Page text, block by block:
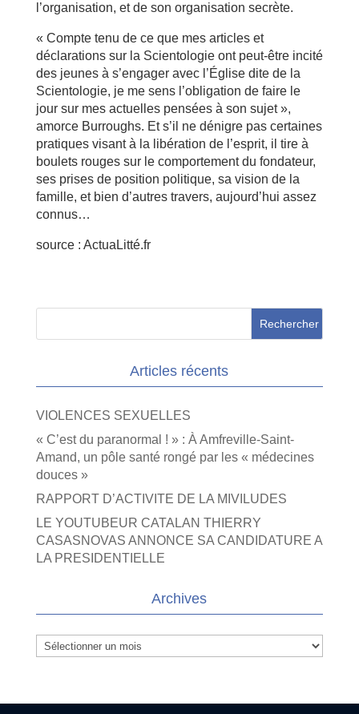
l’organisation, et de son organisation secrète.
« Compte tenu de ce que mes articles et
déclarations sur la Scientologie ont peut-être incité
des jeunes à s’engager avec l’Église dite de la
Scientologie, je me sens l’obligation de faire le
jour sur mes actuelles pensées à son sujet »,
amorce Burroughs. Et s’il ne dénigre pas certaines
pratiques visant à la libération de l’esprit, il tire à
boulets rouges sur le comportement du fondateur,
ses prises de position politique, sa vision de la
famille, et bien d’autres travers, aujourd’hui assez
connus…
source : ActuaLitté.fr
Articles récents
VIOLENCES SEXUELLES
« C’est du paranormal ! » : À Amfreville-Saint-
Amand, un pôle santé rongé par les « médecines
douces »
RAPPORT D’ACTIVITE DE LA MIVILUDES
LE YOUTUBEUR CATALAN THIERRY
CASASNOVAS ANNONCE SA CANDIDATURE A
LA PRESIDENTIELLE
Archives
Archives